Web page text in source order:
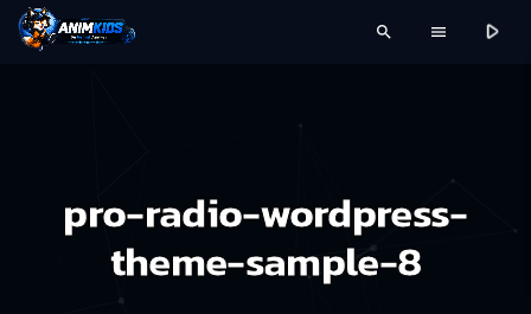
search menu play_arrow
pro-radio-wordpress-
theme-sample-8